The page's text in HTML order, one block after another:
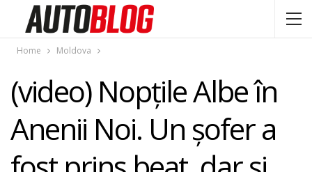
Home Moldova
(video) Nopţile Albe în
Anenii Noi. Un şofer a